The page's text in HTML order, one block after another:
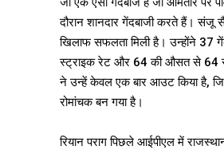
दौरान शानदार गेंदबाजी करते हैं।
खिलाफ सफलता मिली है। उन्होंने 37
स्ट्राइक रेट और 64 की औसत से 64
ने उन्हें केवल एक बार आउट किया है,
रोमांचक बन गया है।
रियान पराग पिछले आईपीएल में